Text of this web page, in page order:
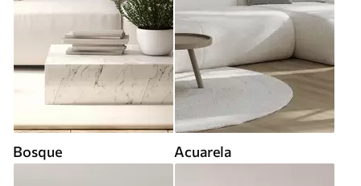
Bosque Acuarela